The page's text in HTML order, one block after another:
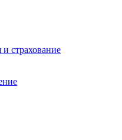
страхование